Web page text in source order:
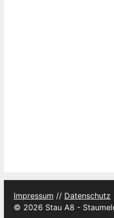
Impressum // Datenschutz
© 2026 Stau A8 -